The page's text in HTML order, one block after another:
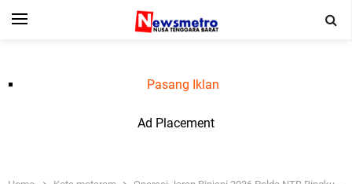
Pasang Iklan
Ad Placement